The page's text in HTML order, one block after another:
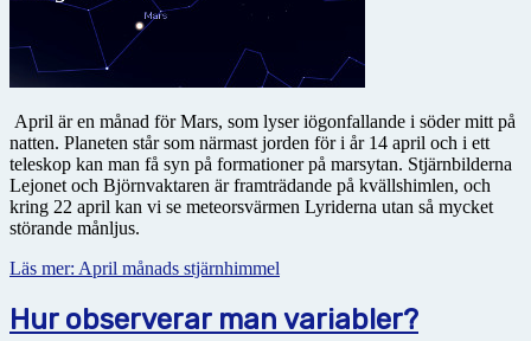
April är en månad för Mars, som lyser iögonfallande i söder mitt på
natten. Planeten står som närmast jorden för i år 14 april och i ett
teleskop kan man få syn på formationer på marsytan. Stjärnbilderna
Lejonet och Björnvaktaren är framträdande på kvällshimlen, och
kring 22 april kan vi se meteorsvärmen Lyriderna utan så mycket
störande månljus.
Läs mer: April månads stjärnhimmel
Hur observerar man variabler?